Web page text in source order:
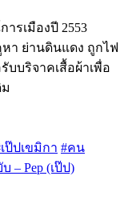
รเมืองปี 2553
า ย่านดินแดง ถูกไฟ
บริจาคเสื้อผ้าเพื่อ
ป๊ปเขมิกา #คน
– Pep (เป๊ป)